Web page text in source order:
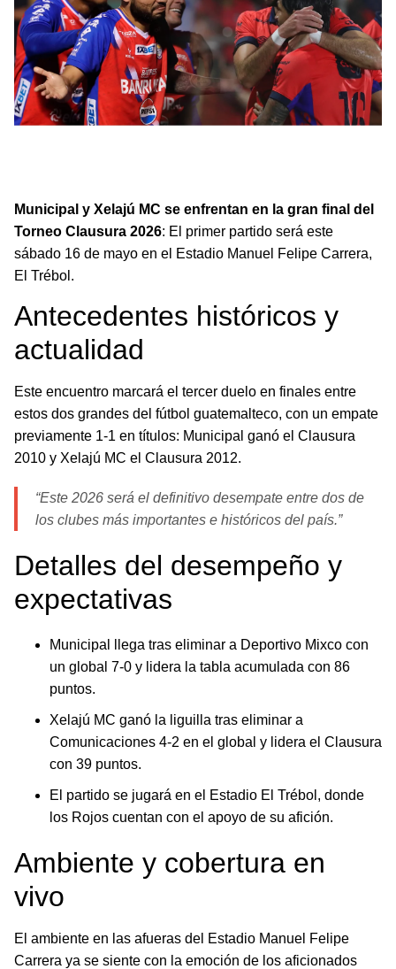
Municipal y Xelajú MC se enfrentan en la gran final del
Torneo Clausura 2026: El primer partido será este
sábado 16 de mayo en el Estadio Manuel Felipe Carrera,
El Trébol.
Antecedentes históricos y
actualidad
Este encuentro marcará el tercer duelo en finales entre
estos dos grandes del fútbol guatemalteco, con un empate
previamente 1-1 en títulos: Municipal ganó el Clausura
2010 y Xelajú MC el Clausura 2012.
“Este 2026 será el definitivo desempate entre dos de
los clubes más importantes e históricos del país.”
Detalles del desempeño y
expectativas
Municipal llega tras eliminar a Deportivo Mixco con
un global 7-0 y lidera la tabla acumulada con 86
puntos.
Xelajú MC ganó la liguilla tras eliminar a
Comunicaciones 4-2 en el global y lidera el Clausura
con 39 puntos.
El partido se jugará en el Estadio El Trébol, donde
los Rojos cuentan con el apoyo de su afición.
Ambiente y cobertura en
vivo
El ambiente en las afueras del Estadio Manuel Felipe
Carrera ya se siente con la emoción de los aficionados